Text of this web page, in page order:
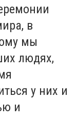
в
мы
людях,
у них и
и